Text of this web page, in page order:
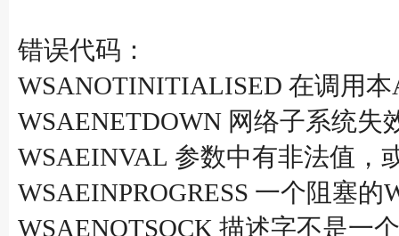
错误代码：
WSANOTINITIALISED 在调用
WSAENETDOWN 网络子系统失
WSAEINVAL 参数中有非法值，
WSAEINPROGRESS 一个阻塞
WSAENOTSOCK 描述字不是一